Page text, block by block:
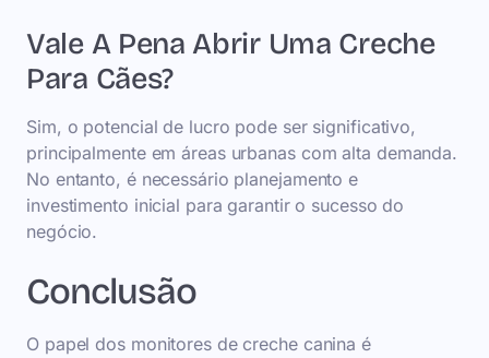
Vale A Pena Abrir Uma Creche
Para Cães?
Sim, o potencial de lucro pode ser significativo,
principalmente em áreas urbanas com alta demanda.
No entanto, é necessário planejamento e
investimento inicial para garantir o sucesso do
negócio.
Conclusão
O papel dos monitores de creche canina é